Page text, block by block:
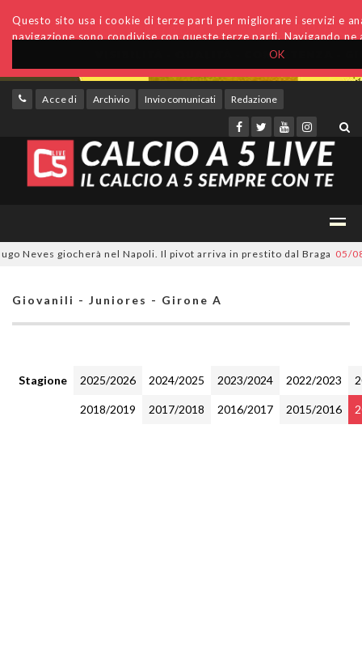
OK
Questo sito usa i cookie di terze parti per migliorare i servizi e
navigazione sono condivise con queste terze parti. Navigando
Accedi Archivio Invio comunicati Redazione
giocherà nel Napoli. Il pivot arriva in prestito dal Braga 05/08/
Giovanili - Juniores - Girone A
Stagione 2025/2026 2024/2025 2023/2024 2022/2023
2018/2019 2017/2018 2016/2017 2015/2016